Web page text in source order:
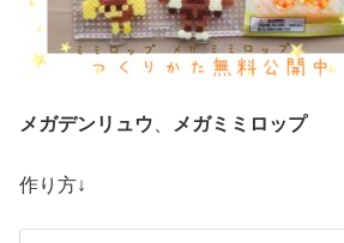
メガデンリュウ メガミミロップ
作り方↓